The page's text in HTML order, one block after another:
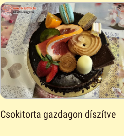
Csokitorta gazdagon díszítve